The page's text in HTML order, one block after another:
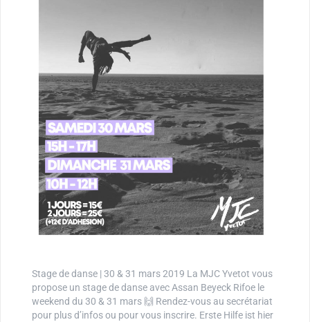
Stage de danse | 30 & 31 mars 2019 La MJC Yvetot vous
propose un stage de danse avec Assan Beyeck Rifoe le
weekend du 30 & 31 mars 🙌 Rendez-vous au secrétariat
pour plus d’infos ou pour vous inscrire. Erste Hilfe ist hier